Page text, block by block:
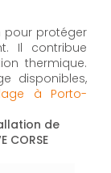
pour protéger
Il contribue
thermique.
disponibles,
à Porto-
de
CORSE